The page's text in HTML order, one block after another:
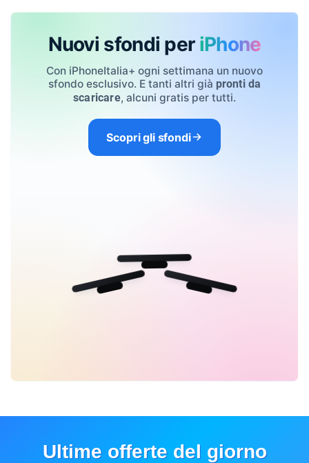
Nuovi sfondi per iPhone
Con iPhoneItalia+ ogni settimana un nuovo
sfondo esclusivo. E tanti altri già pronti da
scaricare, alcuni gratis per tutti.
Scopri gli sfondi
Ultime offerte del giorno